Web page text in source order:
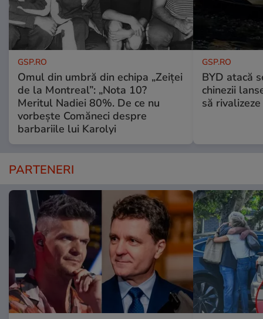
GSP.RO
Omul din umbră din echipa „Zeiței
de la Montreal”: „Nota 10?
Meritul Nadiei 80%. De ce nu
vorbește Comăneci despre
barbariile lui Karolyi
GSP.RO
BYD atacă
chinezii
să
PARTENERI